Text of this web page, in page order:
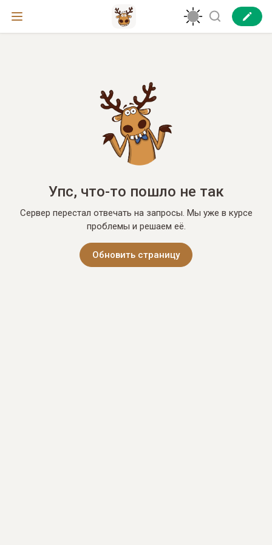
Упс, что-то пошло не так
Сервер перестал отвечать на запросы. Мы уже в курсе
проблемы и решаем её.
Обновить страницу